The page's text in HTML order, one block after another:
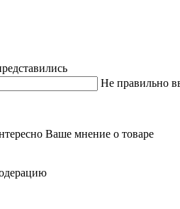
Не правильно
Ваше мнение о товаре